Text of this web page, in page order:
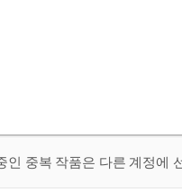
중복 작품은 다른 계정에